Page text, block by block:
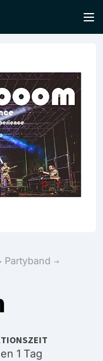
Partyband
1 Tag